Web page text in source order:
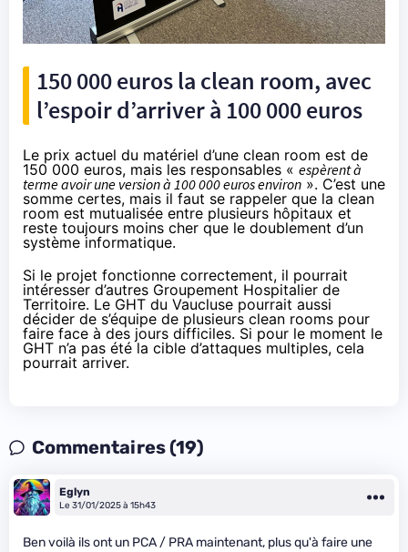
150 000 euros la clean room, avec
l’espoir d’arriver à 100 000 euros
Le prix actuel du matériel d’une clean room est de
150 000 euros, mais les responsables « espèrent à
terme avoir une version à 100 000 euros environ ». C’est une
somme certes, mais il faut se rappeler que la clean
room est mutualisée entre plusieurs hôpitaux et
reste toujours moins cher que le doublement d’un
système informatique.
Si le projet fonctionne correctement, il pourrait
intéresser d’autres Groupement Hospitalier de
Territoire. Le GHT du Vaucluse pourrait aussi
décider de s’équipe de plusieurs clean rooms pour
faire face à des jours difficiles. Si pour le moment le
GHT n’a pas été la cible d’attaques multiples, cela
pourrait arriver.
Commentaires (19)
Eglyn
Le 31/01/2025 à 15h43
Ben voilà ils ont un PCA / PRA maintenant, plus qu'à faire une